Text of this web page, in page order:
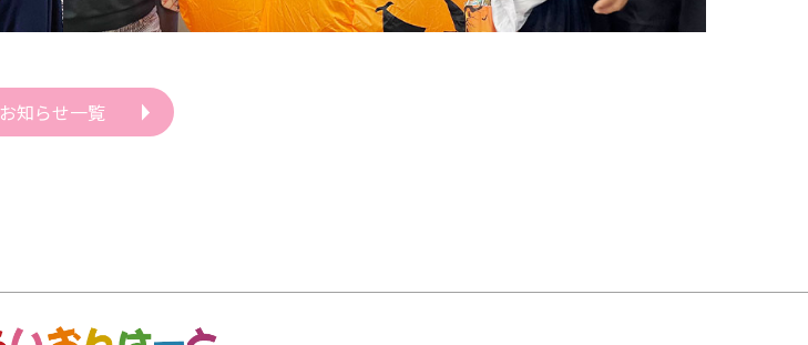
お知らせ一覧